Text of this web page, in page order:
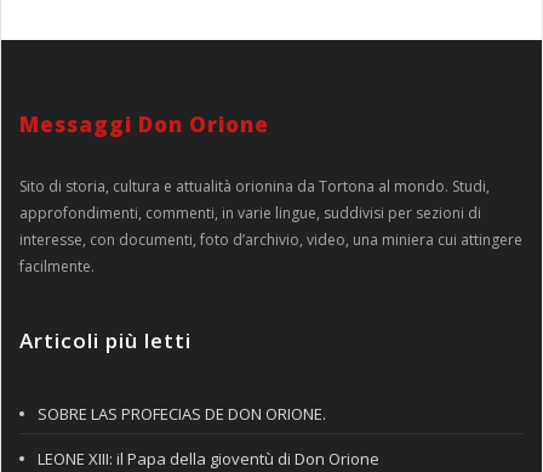
Messaggi Don Orione
Sito di storia, cultura e attualità orionina da Tortona al mondo. Studi,
approfondimenti, commenti, in varie lingue, suddivisi per sezioni di
interesse, con documenti, foto d’archivio, video, una miniera cui attingere
facilmente.
Articoli più letti
SOBRE LAS PROFECIAS DE DON ORIONE.
LEONE XIII: il Papa della gioventù di Don Orione